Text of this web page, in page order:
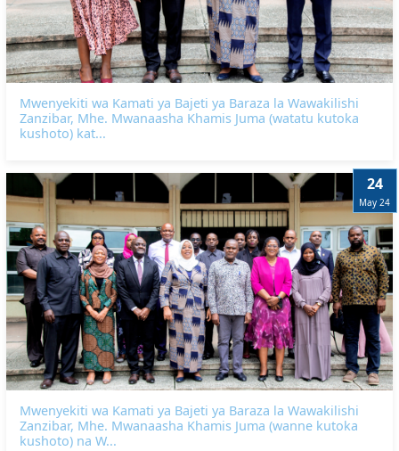
Mwenyekiti wa Kamati ya Bajeti ya Baraza la Wawakilishi
Zanzibar, Mhe. Mwanaasha Khamis Juma (watatu kutoka
kushoto) kat...
24
May 24
Mwenyekiti wa Kamati ya Bajeti ya Baraza la Wawakilishi
Zanzibar, Mhe. Mwanaasha Khamis Juma (wanne kutoka
kushoto) na W...